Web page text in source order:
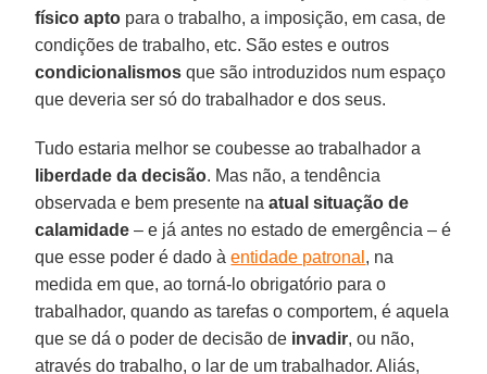
físico apto para o trabalho, a imposição, em casa, de
condições de trabalho, etc. São estes e outros
condicionalismos que são introduzidos num espaço
que deveria ser só do trabalhador e dos seus.
Tudo estaria melhor se coubesse ao trabalhador a
liberdade da decisão. Mas não, a tendência
observada e bem presente naatual situação de
calamidade – e já antes no estado de emergência – é
que esse poder é dado àentidade patronal , na
medida em que, ao torná-lo obrigatório para o
trabalhador, quando as tarefas o comportem, é aquela
que se dá o poder de decisão de invadir, ou não,
através do trabalho, o lar de um trabalhador. Aliás,